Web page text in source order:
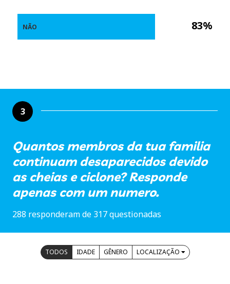
83%
NÃO
3
Quantos membros da tua familia
continuam desaparecidos devido
as cheias e ciclone? Responde
apenas com um numero.
288 responderam de 317 questionadas
TODOS IDADE GÊNERO LOCALIZAÇÃO